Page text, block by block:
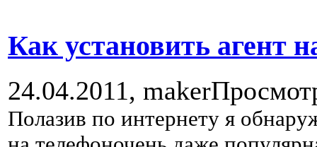
Как установить агент
24.04.2011, maker
Полазив по интернету я